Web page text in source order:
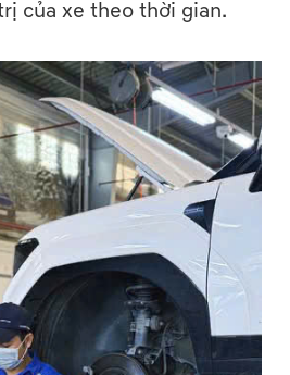
của xe theo thời gian.